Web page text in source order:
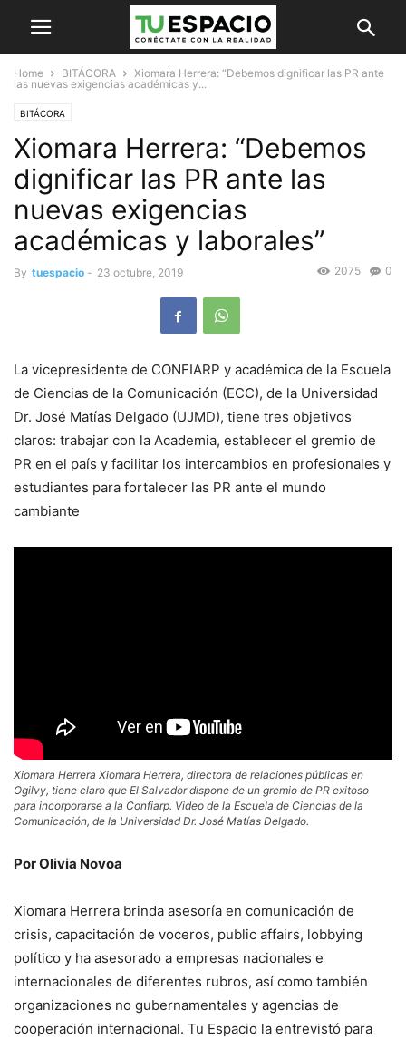
Home BITÁCORA
Xiomara Herrera: “Debemos dignificar las PR ante
las nuevas exigencias académicas y...
BITÁCORA
Xiomara Herrera: “Debemos
dignificar las PR ante las
nuevas exigencias
académicas y laborales”
By tuespacio - 23 octubre, 2019 0
2075
La vicepresidente de CONFIARP y académica de la Escuela
de Ciencias de la Comunicación (ECC), de la Universidad
Dr. José Matías Delgado (UJMD), tiene tres objetivos
claros: trabajar con la Academia, establecer el gremio de
PR en el país y facilitar los intercambios en profesionales y
estudiantes para fortalecer las PR ante el mundo
cambiante
Xiomara Herrera Xiomara Herrera, directora de relaciones públicas en
Ogilvy, tiene claro que El Salvador dispone de un gremio de PR exitoso
para incorporarse a la Confiarp. Video de la Escuela de Ciencias de la
Comunicación, de la Universidad Dr. José Matías Delgado.
Por Olivia Novoa
Xiomara Herrera brinda asesoría en comunicación de
crisis, capacitación de voceros, public affairs, lobbying
político y ha asesorado a empresas nacionales e
internacionales de diferentes rubros, así como también
organizaciones no gubernamentales y agencias de
cooperación internacional. Tu Espacio la entrevistó para